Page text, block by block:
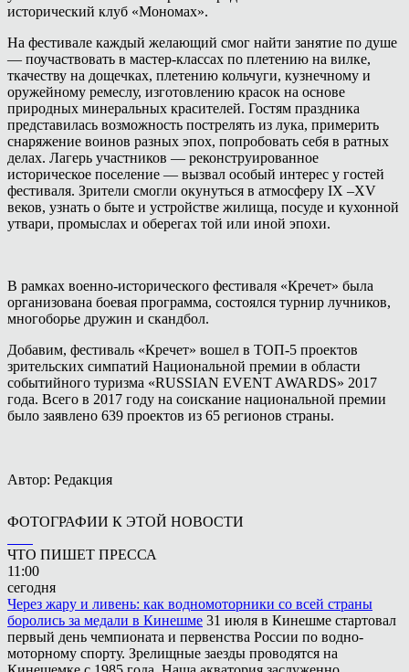
исторический клуб «Мономах».
На фестивале каждый желающий смог найти занятие по душе
— поучаствовать в мастер-классах по плетению на вилке,
ткачеству на дощечках, плетению кольчуги, кузнечному и
оружейному ремеслу, изготовлению красок на основе
природных минеральных красителей. Гостям праздника
представилась возможность пострелять из лука, примерить
снаряжение воинов разных эпох, попробовать себя в ратных
делах. Лагерь участников — реконструированное
историческое поселение — вызвал особый интерес у гостей
фестиваля. Зрители смогли окунуться в атмосферу IX –XV
веков, узнать о быте и устройстве жилища, посуде и кухонной
утвари, промыслах и оберегах той или иной эпохи.
В рамках военно-исторического фестиваля «Кречет» была
организована боевая программа, состоялся турнир лучников,
многоборье дружин и скандбол.
Добавим, фестиваль «Кречет» вошел в ТОП-5 проектов
зрительских симпатий Национальной премии в области
событийного туризма «RUSSIAN EVENT AWARDS» 2017
года. Всего в 2017 году на соискание национальной премии
было заявлено 639 проектов из 65 регионов страны.
Автор: Редакция
ФОТОГРАФИИ К ЭТОЙ НОВОСТИ
ЧТО ПИШЕТ ПРЕССА
11:00
сегодня
Через жару и ливень: как водномоторники со всей страны
боролись за медали в Кинешме 31 июля в Кинешме стартовал
первый день чемпионата и первенства России по водно-
моторному спорту. Зрелищные заезды проводятся на